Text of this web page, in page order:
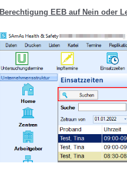
Berechtigung EEB auf Nein oder